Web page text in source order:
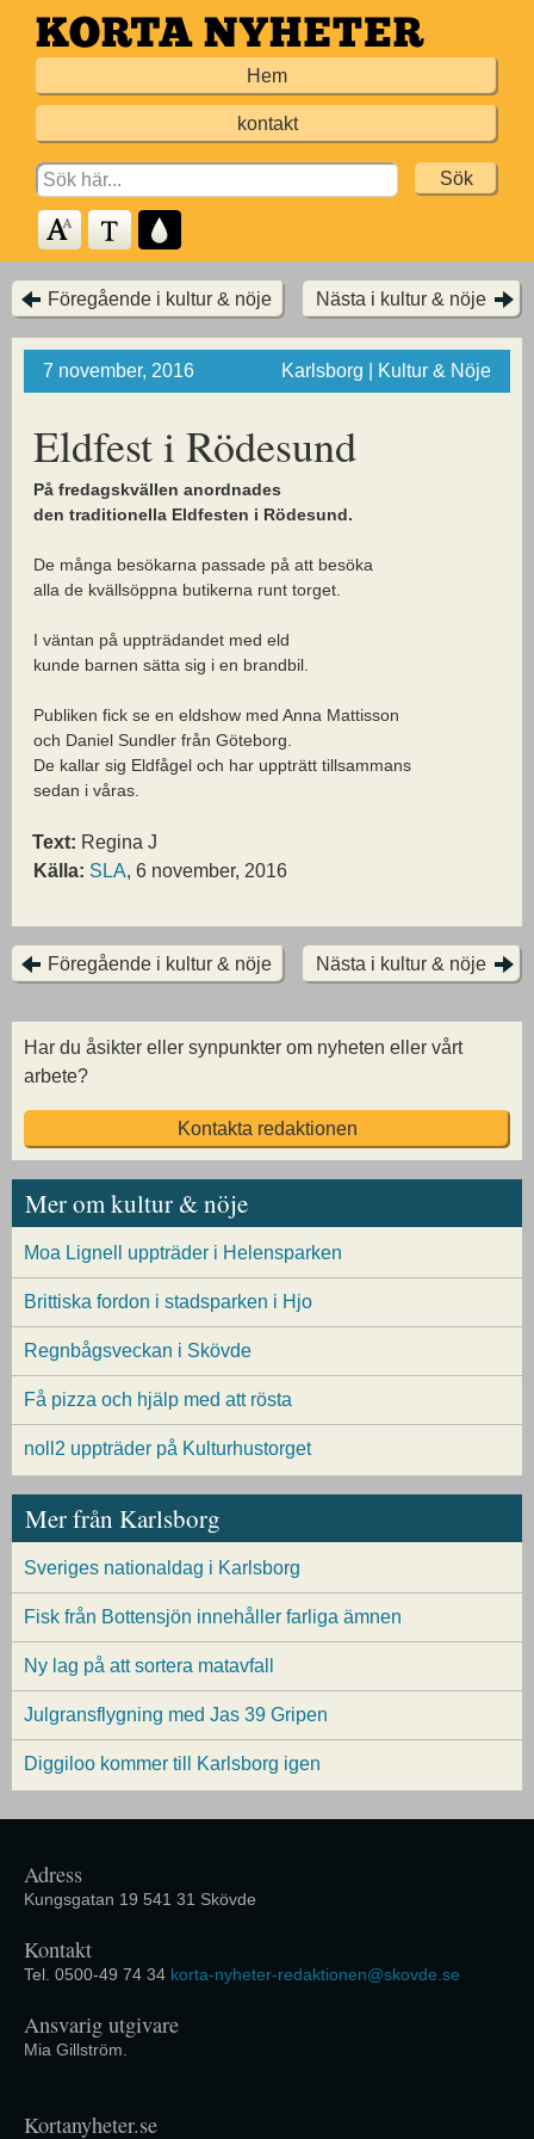
Hoppa
till
Hem
kontakt
Search
for:
Föregående i kultur & nöje Nästa i kultur & nöje
7 november, 2016 Karlsborg | Kultur & Nöje
Eldfest i Rödesund
På fredagskvällen anordnades
den traditionella Eldfesten i Rödesund.
De många besökarna passade på att besöka
alla de kvällsöppna butikerna runt torget.
I väntan på uppträdandet med eld
kunde barnen sätta sig i en brandbil.
Publiken fick se en eldshow med Anna Mattisson
och Daniel Sundler från Göteborg.
De kallar sig Eldfågel och har uppträtt tillsammans
sedan i våras.
Text: Regina J
Källa: SLA, 6 november, 2016
Föregående i kultur & nöje Nästa i kultur & nöje
Har du åsikter eller synpunkter om nyheten eller vårt
arbete?
Kontakta redaktionen
Mer om kultur & nöje
Moa Lignell uppträder i Helensparken
Brittiska fordon i stadsparken i Hjo
Regnbågsveckan i Skövde
Få pizza och hjälp med att rösta
noll2 uppträder på Kulturhustorget
Mer från Karlsborg
Sveriges nationaldag i Karlsborg
Fisk från Bottensjön innehåller farliga ämnen
Ny lag på att sortera matavfall
Julgransflygning med Jas 39 Gripen
Diggiloo kommer till Karlsborg igen
Adress
Kungsgatan 19 541 31 Skövde
Kontakt
Tel. 0500-49 74 34 korta-nyheter-redaktionen@skovde.se
Ansvarig utgivare
Mia Gillström.
Kortanyheter.se